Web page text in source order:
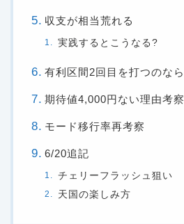
収支が相当荒れる
実践するとこうなる?
有利区間2回目を打つのなら
期待値4,000円ない理由考察
モード移行率再考察
6/20追記
チェリーフラッシュ狙い
天国の楽しみ方